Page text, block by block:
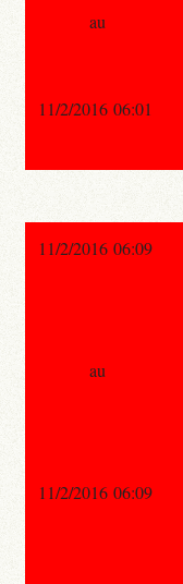
au
11/2/2016 06:01
11/2/2016 06:09
au
11/2/2016 06:09